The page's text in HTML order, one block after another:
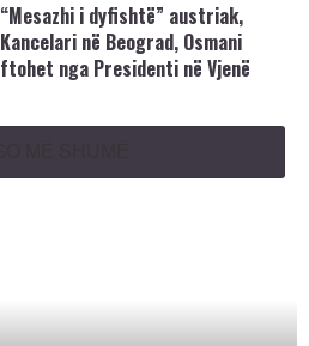
“Mesazhi i dyfishtë” austriak,
Kancelari në Beograd, Osmani
ftohet nga Presidenti në Vjenë